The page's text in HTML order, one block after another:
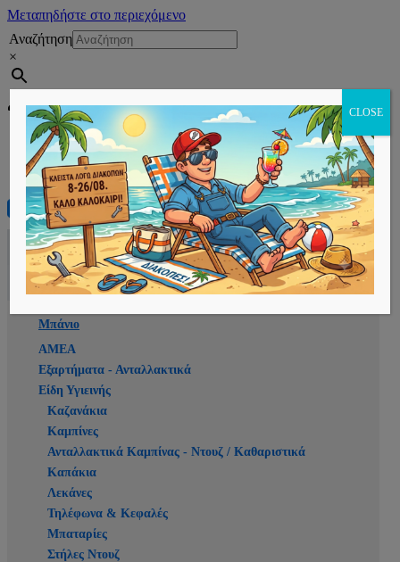
Μεταπηδήστε στο περιεχόμενο
Αναζήτηση
×
Εγγραφή
Αρχική
E-shop
Μπάνιο
ΑΜΕΑ
Εξαρτήματα - Ανταλλακτικά
Είδη Υγιεινής
Καζανάκια
Καμπίνες
Ανταλλακτικά Καμπίνας - Ντουζ / Καθαριστικά
Καπάκια
Λεκάνες
Τηλέφωνα & Κεφαλές
Μπαταρίες
Στήλες Ντουζ
CLOSE